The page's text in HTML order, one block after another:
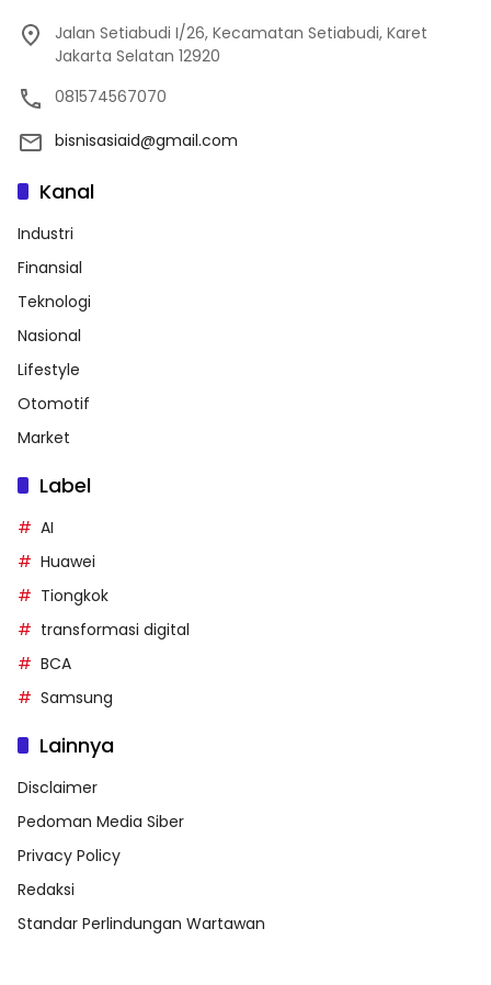
Jalan Setiabudi I/26, Kecamatan Setiabudi, Karet
Jakarta Selatan 12920
081574567070
bisnisasiaid@gmail.com
Kanal
Industri
Finansial
Teknologi
Nasional
Lifestyle
Otomotif
Market
Label
AI
Huawei
Tiongkok
transformasi digital
BCA
Samsung
Lainnya
Disclaimer
Pedoman Media Siber
Privacy Policy
Redaksi
Standar Perlindungan Wartawan